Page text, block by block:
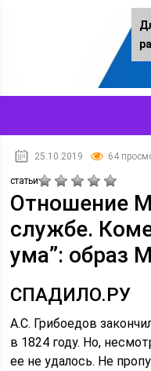
25.10.2019 64
статьи
Отношение
службе.
ума”: образ
СПАДИЛО.РУ
А.С. Грибоедов
в 1824 году. Но,
ее не удалось. Не